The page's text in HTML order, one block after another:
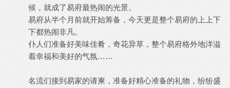
候，就成了易府最热闹的光景。
易府从半个月前就开始筹备，今天更是整个易府的上上下
下都热闹非凡。
仆人们准备好美味佳肴，奇花异草，整个易府格外地洋溢
着幸福和美好的气氛……
名流们接到易家的请柬，准备好精心准备的礼物，纷纷盛